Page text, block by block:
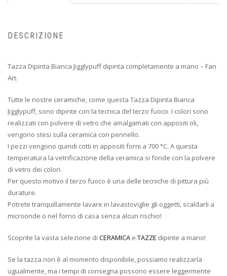
DESCRIZIONE
Tazza Dipinta Bianca Jigglypuff dipinta completamente a mano – Fan
Art.
Tutte le nostre ceramiche, come questa Tazza Dipinta Bianca
Jigglypuff, sono dipinte con la tecnica del terzo fuoco. I colori sono
realizzati con polvere di vetro che amalgamati con appositi oli,
vengono stesi sulla ceramica con pennello.
I pezzi vengono quindi cotti in appositi forni a 700 °C. A questa
temperatura la vetrificazione della ceramica si fonde con la polvere
di vetro dei colori.
Per questo motivo il terzo fuoco è una delle tecniche di pittura più
durature.
Potrete tranquillamente lavare in lavastoviglie gli oggetti, scaldarli a
microonde o nel forno di casa senza alcun rischio!
Scoprite la vasta selezione di CERAMICA e TAZZE dipinte a mano!
Se la tazza non è al momento disponibile, possiamo realizzarla
ugualmente, ma i tempi di consegna possono essere leggermente